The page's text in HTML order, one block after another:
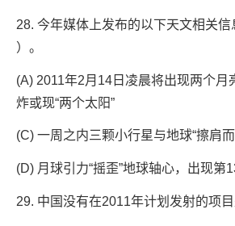
28. 今年媒体上发布的以下天文相关
）。
(A) 2011年2月14日凌晨将出现两个月
炸或现“两个太阳”
(C) 一周之内三颗小行星与地球“擦肩而
(D) 月球引力“摇歪”地球轴心，出现第
29. 中国没有在2011年计划发射的项目